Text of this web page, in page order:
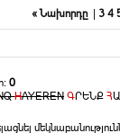
« Նախորդը| 3 4
0
HAYEREN ԳՐԵՆՔ Հ